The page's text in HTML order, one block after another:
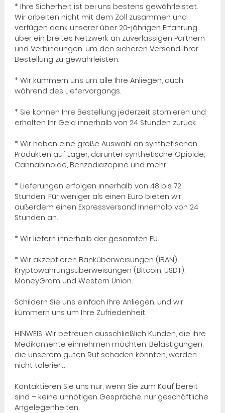
* Ihre Sicherheit ist bei uns bestens gewährleistet.
Wir arbeiten nicht mit dem Zoll zusammen und
verfügen dank unserer über 20-jährigen Erfahrung
über ein breites Netzwerk an zuverlässigen Partnern
und Verbindungen, um den sicheren Versand Ihrer
Bestellung zu gewährleisten.
* Wir kümmern uns um alle Ihre Anliegen, auch
während des Liefervorgangs.
* Sie können Ihre Bestellung jederzeit stornieren und
erhalten Ihr Geld innerhalb von 24 Stunden zurück.
* Wir haben eine große Auswahl an synthetischen
Produkten auf Lager, darunter synthetische Opioide,
Cannabinoide, Benzodiazepine und mehr.
* Lieferungen erfolgen innerhalb von 48 bis 72
Stunden. Für weniger als einen Euro bieten wir
außerdem einen Expressversand innerhalb von 24
Stunden an.
* Wir liefern innerhalb der gesamten EU.
* Wir akzeptieren Banküberweisungen (IBAN),
Kryptowährungsüberweisungen (Bitcoin, USDT),
MoneyGram und Western Union.
Schildern Sie uns einfach Ihre Anliegen, und wir
kümmern uns um Ihre Zufriedenheit.
HINWEIS: Wir betreuen ausschließlich Kunden, die ihre
Medikamente einnehmen möchten. Belästigungen,
die unserem guten Ruf schaden könnten, werden
nicht toleriert.
Kontaktieren Sie uns nur, wenn Sie zum Kauf bereit
sind – keine unnötigen Gespräche, nur geschäftliche
Angelegenheiten.